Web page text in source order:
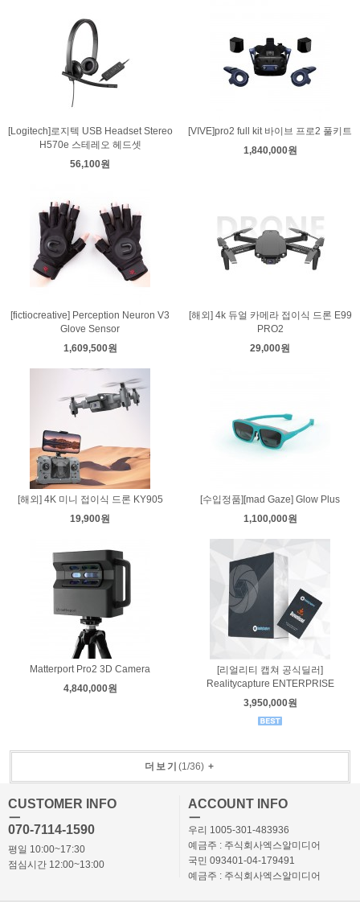
[Logitech]로지텍 USB Headset Stereo
H570e 스테레오 헤드셋
56,100원
[VIVE]pro2 full kit 바이브 프로2 풀키트
1,840,000원
[fictiocreative] Perception Neuron V3
Glove Sensor
1,609,500원
[해외] 4k 듀얼 카메라 접이식 드론 E99
PRO2
29,000원
[해외] 4K 미니 접이식 드론 KY905
19,900원
[수입정품][mad Gaze] Glow Plus
1,100,000원
Matterport Pro2 3D Camera
4,840,000원
[리얼리티 캡쳐 공식딜러]
Realitycapture ENTERPRISE
3,950,000원
더보기 (1/36) +
CUSTOMER INFO
ㅡ
070-7114-1590
평일 10:00~17:30
점심시간 12:00~13:00
ACCOUNT INFO
ㅡ
우리 1005-301-483936
예금주 : 주식회사엑스알미디어
국민 093401-04-179491
예금주 : 주식회사엑스알미디어